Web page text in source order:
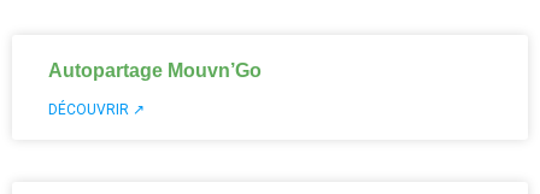
Autopartage Mouvn’Go
DÉCOUVRIR ↗